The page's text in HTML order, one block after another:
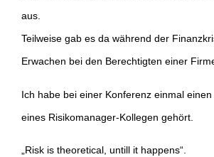
aus.
Teilweise gab es da während der
Erwachen bei den Berechtigten einer
Ich habe bei einer Konferenz einmal
eines Risikomanager-Kollegen gehört.
„Risk is theoretical, untill it happens“.